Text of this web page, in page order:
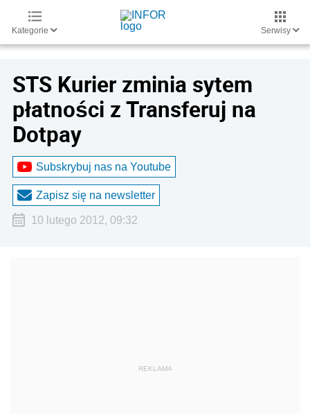
Kategorie Serwisy
STS Kurier zminia sytem
płatności z Transferuj na
Dotpay
Subskrybuj nas na Youtube
Zapisz się na newsletter
10 lutego 2012, 09:32